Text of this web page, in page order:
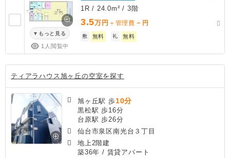
もっと見る
1人閲覧中
1R / 24.0m² / 3階
3.5万円 ＋管理費 － 円
敷 無料 礼 無料
ティアラハウス旭ヶ丘の空室を探す
旭ヶ丘駅 歩10分
黒松駅 歩16分
台原駅 歩26分
仙台市泉区南光台３丁目
地上2階建
築36年 / 賃貸アパート